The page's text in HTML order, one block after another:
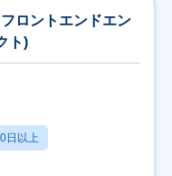
ロントエンドエン
ト)
日以上